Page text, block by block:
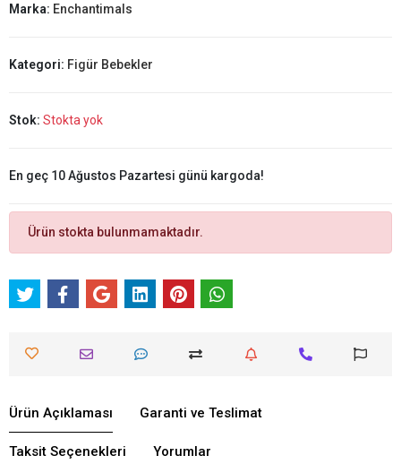
Marka: Enchantimals
Kategori: Figür Bebekler
Stok: Stokta yok
En geç 10 Ağustos Pazartesi günü kargoda!
Ürün stokta bulunmamaktadır.
Ürün Açıklaması Garanti ve Teslimat
Taksit Seçenekleri Yorumlar